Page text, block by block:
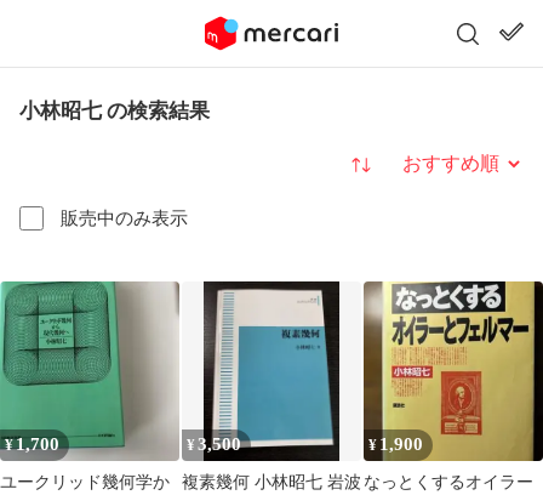
小林昭七 の検索結果
販売中のみ表示
並び替え
¥1,700
ユークリッド幾何学か
¥3,500
複素幾何 小林昭七 岩波
¥ 1,900
なっとくするオイラー